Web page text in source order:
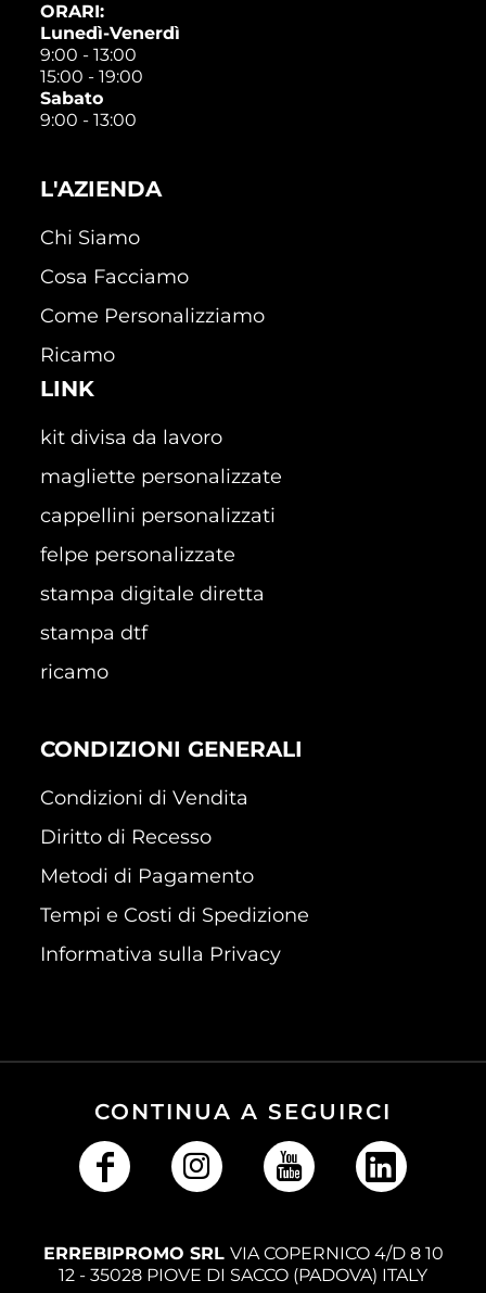
ORARI:
Lunedì-Venerdì
9:00 - 13:00
15:00 - 19:00
Sabato
9:00 - 13:00
L'AZIENDA
Chi Siamo
Cosa Facciamo
Come Personalizziamo
Ricamo
LINK
kit divisa da lavoro
magliette personalizzate
cappellini personalizzati
felpe personalizzate
stampa digitale diretta
stampa dtf
ricamo
CONDIZIONI GENERALI
Condizioni di Vendita
Diritto di Recesso
Metodi di Pagamento
Tempi e Costi di Spedizione
Informativa sulla Privacy
CONTINUA A SEGUIRCI
ERREBIPROMO SRL VIA COPERNICO 4/D 8 10
12 - 35028 PIOVE DI SACCO (PADOVA) ITALY